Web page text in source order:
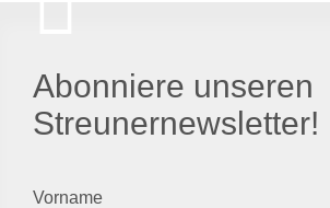
Abonniere unseren
Streunernewsletter!
Vorname